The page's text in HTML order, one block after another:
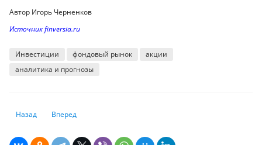
Автор Игорь Черненков
Источник finversia.ru
Инвестиции фондовый рынок
акции
аналитика и прогнозы
Предыдущий: Блокировать рискованные денежные переводы будет
Назад Следующий: Goldman Sachs видит S&P 500 на отметке 6500
Вперед